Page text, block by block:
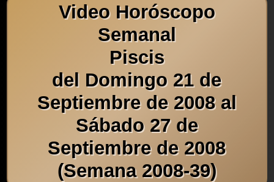
Video Horóscopo
Semanal
Piscis
del Domingo 21 de
Septiembre de 2008 al
Sábado 27 de
Septiembre de 2008
(Semana 2008-39)